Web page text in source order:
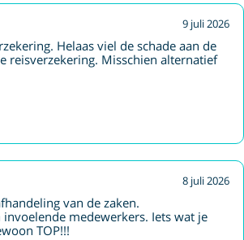
9 juli 2026
Helaas viel de schade aan de
reisverzekering. Misschien alternatief
8 juli 2026
van de zaken.
invoelende medewerkers. Iets wat je
TOP!!!